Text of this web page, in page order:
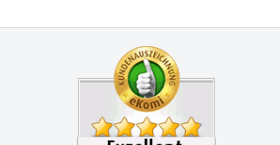
Zertifikate